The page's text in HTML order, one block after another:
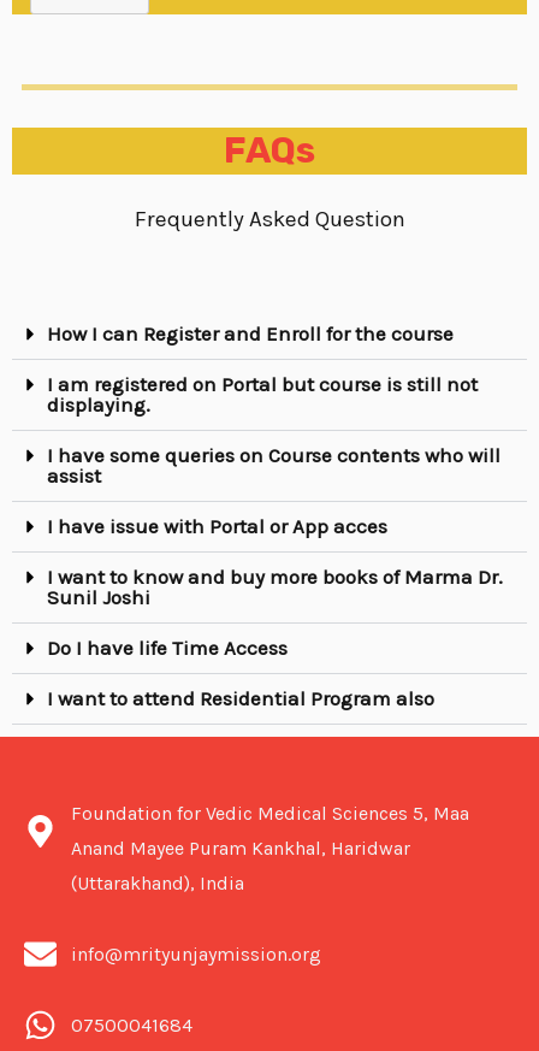
FAQs
Frequently Asked Question
How I can Register and Enroll for the course
I am registered on Portal but course is still not
displaying.
I have some queries on Course contents who will
assist
I have issue with Portal or App acces
I want to know and buy more books of Marma Dr.
Sunil Joshi
Do I have life Time Access
I want to attend Residential Program also
Foundation for Vedic Medical Sciences 5, Maa
Anand Mayee Puram Kankhal, Haridwar
(Uttarakhand), India
info@mrityunjaymission.org
07500041684